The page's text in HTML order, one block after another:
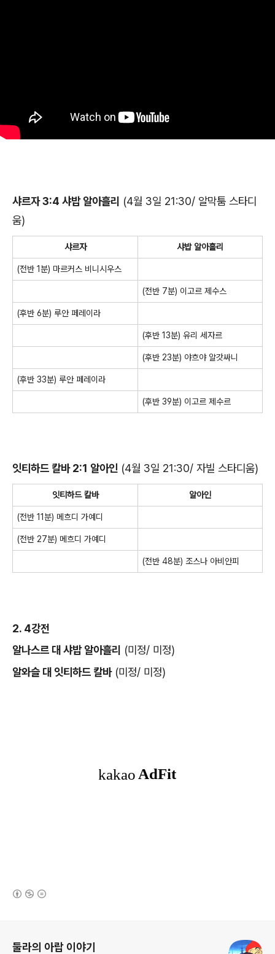
샤르자 3:4 샤밥 알아흘리 (4월 3일 21:30/ 알막툼 스타디
움)
샤르자 샤밥 알아흘리
(전반 1분) 마르커스 비니시우스
(전반 7분) 이고르 제수스
(후반 6분) 루안 페레이라
(후반 13분) 유리 세자르
(후반 23분) 야흐야 알갓싸니
(후반 33분) 루안 페레이라
(후반 39분) 이고르 제수르
잇티하드 칼바 2:1 알아인 (4월 3일 21:30/ 자빌 스타디움)
잇티하드 칼바 알아인
(전반 11분) 메흐디 가예디
(전반 27분) 메흐디 가예디
(전반 48분) 조스나 아비안피
2. 4강전
알나스르 대 샤밥 알아흘리 (미정/ 미정)
알와슬 대 잇티하드 칼바(미정/ 미정)
둘라의 아랍 이야기